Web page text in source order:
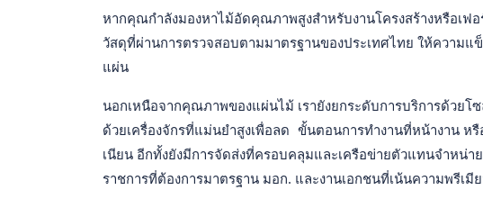
หากคุณกำลังมองหาไม้อัดคุณภาพสูงสำหรับงานโครงสร้างหรือเฟ
วัสดุที่ผ่านการตรวจสอบตามมาตรฐานของประเทศไทย ให้ความ
แผ่น
นอกเหนือจากคุณภาพของแผ่นไม้ เรายังยกระดับการบริการด้วย
ด้วยเครื่องจักรที่แม่นยำสูงเพื่อลด ขั้นตอนการทำงานที่หน้างาน ห
เนียน อีกทั้งยังมีการจัดส่งที่ครอบคลุมและเครือข่ายตัวแทนจำหน่
ราชการที่ต้องการมาตรฐาน มอก. และงานเอกชนที่เน้นความพรีเมี